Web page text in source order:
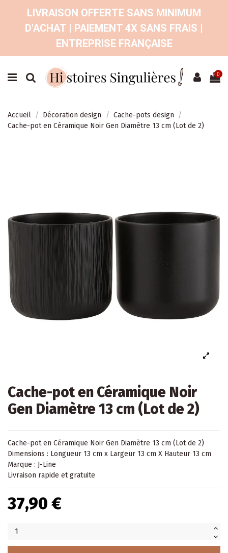
LIVRAISON OFFERTE SANS MINIMUM
D'ACHAT | PAIEMENT 4X SANS FRAIS |
ENTREPRISE FRANÇAISE
0
Accueil Décoration design
Cache-pots design
Cache-pot en Céramique Noir Gen Diamètre 13 cm (Lot de 2)
Cache-pot en Céramique Noir
Gen Diamètre 13 cm (Lot de 2)
Cache-pot en Céramique Noir Gen Diamètre 13 cm (Lot de 2)
Dimensions : Longueur 13 cm x Largeur 13 cm X Hauteur 13 cm
Marque : J-Line
Livraison rapide et gratuite
37,90 €